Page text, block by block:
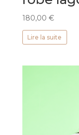
180,00 €
Lire la suite